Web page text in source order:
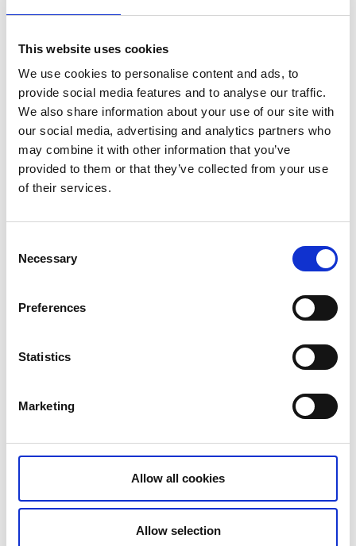
This website uses cookies
We use cookies to personalise content and ads, to
provide social media features and to analyse our traffic.
We also share information about your use of our site with
our social media, advertising and analytics partners who
may combine it with other information that you’ve
provided to them or that they’ve collected from your use
of their services.
Selection
Necessary
Preferences
Statistics
Marketing
Allow all cookies
Allow selection
Den franska versionen av vastsverige.com tar emot
använder oss också av sökmotorannonsering (SEM)
som är ett sätt att få besökare från sökmotorer
genom betalda annonser.
Researrangörer
Genom samverkan med franska researrangörer
vi styra resandet til platser och perioder när vi
behöver fylla på med besökare och samtidigt nå mer
marknadsföringssamarbeten drar vi även nytta av
researrangörernas egna marknadsföringskanaler och
etablerade räckvidd på den franska marknaden.
GroupExpression, såväl när det gäller bearbetning av
Leslie Regal från GroupExpression berättar om Västsveriges potential på den